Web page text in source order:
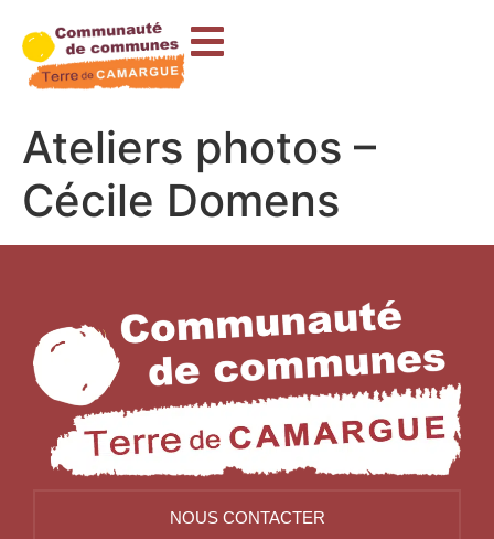
principal
Ateliers photos –
Cécile Domens
NOUS CONTACTER